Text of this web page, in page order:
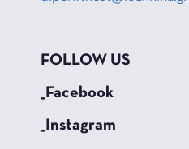
FOLLOW US
_Facebook
_Instagram